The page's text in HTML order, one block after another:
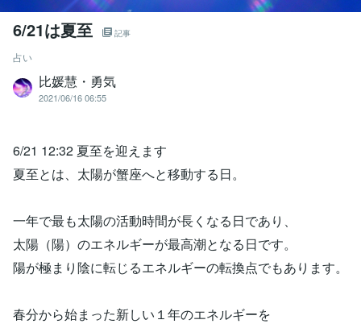
6/21は夏至 記事
占い
比媛慧・勇気
2021/06/16 06:55
6/21 12:32 夏至を迎えます
夏至とは、太陽が蟹座へと移動する日。
一年で最も太陽の活動時間が長くなる日であり、
太陽（陽）のエネルギーが最高潮となる日です。
陽が極まり陰に転じるエネルギーの転換点でもあります。
春分から始まった新しい１年のエネルギーを